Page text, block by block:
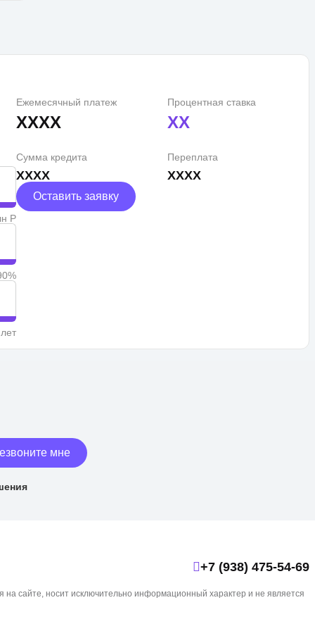
Р
Ежемесячный платеж
XXXX
Процентная ставка
XX
Сумма кредита
XXXX
Переплата
XXXX
Оставить заявку
мне
+7 (938) 475-54-69
сайте, носит исключительно информационный характер и не является